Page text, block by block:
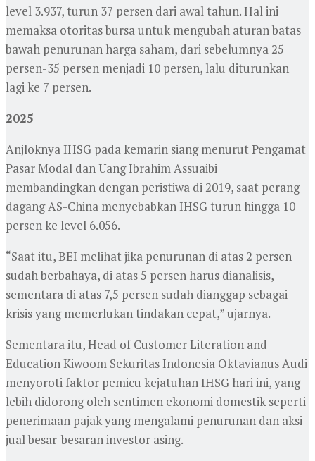
level 3.937, turun 37 persen dari awal tahun. Hal ini
memaksa otoritas bursa untuk mengubah aturan batas
bawah penurunan harga saham, dari sebelumnya 25
persen-35 persen menjadi 10 persen, lalu diturunkan
lagi ke 7 persen.
2025
Anjloknya IHSG pada kemarin siang menurut Pengamat
Pasar Modal dan Uang Ibrahim Assuaibi
membandingkan dengan peristiwa di 2019, saat perang
dagang AS-China menyebabkan IHSG turun hingga 10
persen ke level 6.056.
“Saat itu, BEI melihat jika penurunan di atas 2 persen
sudah berbahaya, di atas 5 persen harus dianalisis,
sementara di atas 7,5 persen sudah dianggap sebagai
krisis yang memerlukan tindakan cepat,” ujarnya.
Sementara itu, Head of Customer Literation and
Education Kiwoom Sekuritas Indonesia Oktavianus Audi
menyoroti faktor pemicu kejatuhan IHSG hari ini, yang
lebih didorong oleh sentimen ekonomi domestik seperti
penerimaan pajak yang mengalami penurunan dan aksi
jual besar-besaran investor asing.